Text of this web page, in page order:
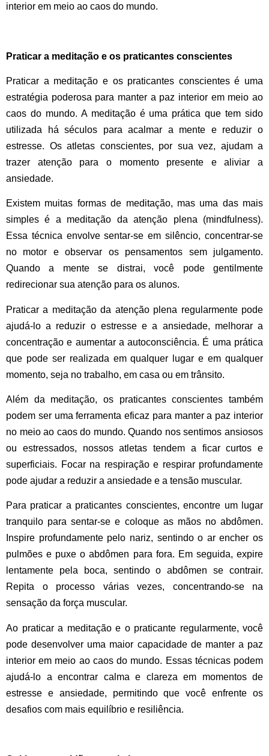
interior em meio ao caos do mundo.
Praticar a meditação e os praticantes conscientes
Praticar a meditação e os praticantes conscientes é uma
estratégia poderosa para manter a paz interior em meio ao
caos do mundo. A meditação é uma prática que tem sido
utilizada há séculos para acalmar a mente e reduzir o
estresse. Os atletas conscientes, por sua vez, ajudam a
trazer atenção para o momento presente e aliviar a
ansiedade.
Existem muitas formas de meditação, mas uma das mais
simples é a meditação da atenção plena (mindfulness).
Essa técnica envolve sentar-se em silêncio, concentrar-se
no motor e observar os pensamentos sem julgamento.
Quando a mente se distrai, você pode gentilmente
redirecionar sua atenção para os alunos.
Praticar a meditação da atenção plena regularmente pode
ajudá-lo a reduzir o estresse e a ansiedade, melhorar a
concentração e aumentar a autoconsciência. É uma prática
que pode ser realizada em qualquer lugar e em qualquer
momento, seja no trabalho, em casa ou em trânsito.
Além da meditação, os praticantes conscientes também
podem ser uma ferramenta eficaz para manter a paz interior
no meio ao caos do mundo. Quando nos sentimos ansiosos
ou estressados, nossos atletas tendem a ficar curtos e
superficiais. Focar na respiração e respirar profundamente
pode ajudar a reduzir a ansiedade e a tensão muscular.
Para praticar a praticantes conscientes, encontre um lugar
tranquilo para sentar-se e coloque as mãos no abdômen.
Inspire profundamente pelo nariz, sentindo o ar encher os
pulmões e puxe o abdômen para fora. Em seguida, expire
lentamente pela boca, sentindo o abdômen se contrair.
Repita o processo várias vezes, concentrando-se na
sensação da força muscular.
Ao praticar a meditação e o praticante regularmente, você
pode desenvolver uma maior capacidade de manter a paz
interior em meio ao caos do mundo. Essas técnicas podem
ajudá-lo a encontrar calma e clareza em momentos de
estresse e ansiedade, permitindo que você enfrente os
desafios com mais equilíbrio e resiliência.